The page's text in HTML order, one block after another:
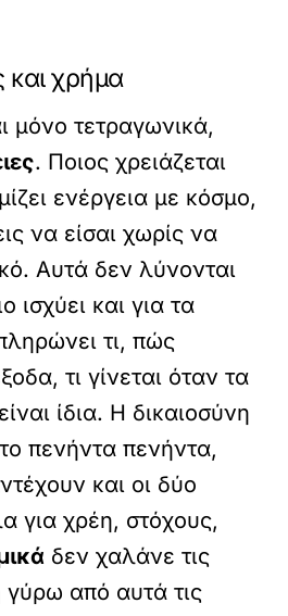
χρήμα
μόνο τετραγωνικά,
. Ποιος χρειάζεται
ενέργεια με κόσμο,
να είσαι χωρίς να
Αυτά δεν λύνονται
ισχύει και για τα
τι, πώς
τι γίνεται όταν τα
ίδια. Η δικαιοσύνη
πενήντα πενήντα,
και οι δύο
για χρέη, στόχους,
δεν χαλάνε τις
γύρω από αυτά τις